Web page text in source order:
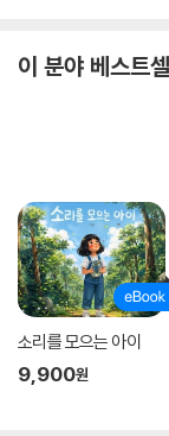
이 분야 베스트
소리를 모으는 아이
9,900원